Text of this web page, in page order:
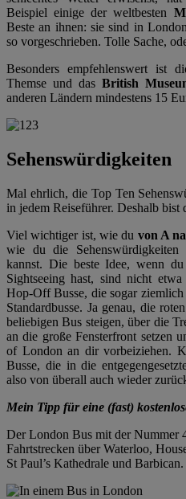
Beispiel einige der weltbesten
Beste an ihnen: sie sind in
so vorgeschrieben. Tolle Sache,
Besonders empfehlenswert ist
Themse und das British
anderen Ländern mindestens 15
Sehenswürdigkeiten
Mal ehrlich, die Top Ten
in jedem Reiseführer. Deshalb
Viel wichtiger ist, wie du von A
wie du die Sehenswürdigkeiten
kannst. Die beste Idee, wenn
Sightseeing hast, sind nicht
Hop-Off Busse, die sogar
Standardbusse. Ja genau, die
beliebigen Bus steigen, über die
an die große Fensterfront setzen
of London an dir vorbeiziehen.
Busse, die in die
also von überall auch wieder
Mein Tipp für eine (fast)
Der London Bus mit der Nummer
Fahrtstrecken über Waterloo,
St Paul’s Kathedrale und Barbican.